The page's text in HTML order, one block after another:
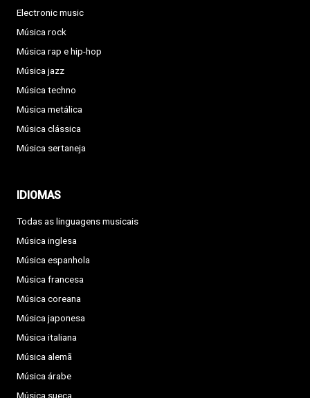
Electronic music
Música rock
Música rap e hip-hop
Música jazz
Música techno
Música metálica
Música clássica
Música sertaneja
IDIOMAS
Todas as linguagens musicais
Música inglesa
Música espanhola
Música francesa
Música coreana
Música japonesa
Música italiana
Música alemã
Música árabe
Música sueca